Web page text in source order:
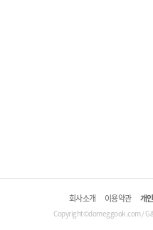
회사소개 이용약관 개
Copyright©domeggook.com /